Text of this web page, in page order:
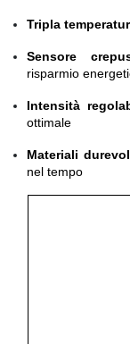
Tripla
Sensore
risparmio
Intensità
ottimale
Materiali
nel tempo